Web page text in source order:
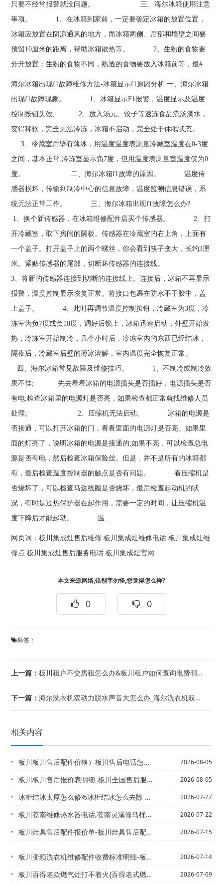
只要不经常报警就没问题。 三、海尔冰箱使用注意
事项。 1、在冰箱到家前，一定要确定冰箱的放置位置，
冰箱应放置在阴凉通风的地方，而冰箱两侧、后部和墙壁之间要
预留10厘米的距离，帮助冰箱散热等。 2、生熟的食物要
分开放置：生熟的食物不同，熟透的食物要放入冰箱前等，最#
海尔冰箱出现f1故障维修方法-冰箱显示f1原因分析 一、海尔冰箱
出现f1故障现象。 1、冰箱显示F1报警，温度显示及温度
控制按钮失效; 2、放入汤元、饺子等速冻食品流汤滴水，
变得稀软，完全无法冷冻，冰箱不启动，完全处于休眠状态。
3、冷藏室后壁有薄冰，用温度温度表测量冷藏室温度在0-3度
之间，基本正常;冷冻室显示负7度，但用温度表测量室温度仅为0
度。 二、海尔冰箱f1故障的原因。 温度传
感器损坏，传输到制冷中心的信息故障，温度监测信息错误，系
统无法正常工作。 三、海尔冰箱出现f1故障怎么办?
1、换个新传感器，在冰箱维修配件店买个传感器。 2、打
开冷藏室，取下房间的隔板。传感器在冷藏室的右上角，上面有
一个盖子。打开盖子上的两个螺丝，你会看到筷子变大，长约3厘
米。紧贴传感器的尾部，切断坏传感器的连接线。
3、将新的传感器连接到切断的连接线上。连接后，冰箱不再显示
报警，温度控制显示恢复正常。将接口包裹在防水不干胶中，盖
上盖子。 4、此时再调节温度控制按钮，冷藏室为3度，冷
冻室为负7度或负18度，调好后锁上，冰箱迅速启动，外壁开始发
热，冷冻室开始制冷，几个小时后，冷冻室内的东西已经结冰，
隔夜后，冷藏室后壁的薄冰溶解，室内温度完全恢复正常。
四、海尔冰箱常见故障及维修技巧。 1、不制冷或制冷效
果不佳; 先去看看冰箱的电源插头是否插好，电源插头是否
有电;检查冰箱里的电源灯是否亮，如果检查都正常就找维修人员
处理。 2、压缩机无法启动。 冰箱的电源是
否接通，可以打开冰箱的门，看看里面的电源灯是否亮。如果里
面的灯亮了，说明冰箱的电源是接通的;如果不亮，可以检查总电
源是否有电，然后检查冰箱保险丝。但是，并不是所有的冰箱都
有，最后检查温度控制器的触点是否有问题。 看压缩机是
否烧坏了，可以检查马达线圈是否烧坏，最后检查起动机的状
况，有时是过热保护器在起作用，需要一定的时间，让压缩机温
度下降后才能起动。 温_
网页词：板川集成灶售后维修 板川集成灶维修电话 板川集成灶维
修点 板川集成灶售后服务电话 板川集成灶官网
本文来源网络,错别字勿怪,您觉得怎么样?
0 0
标签：
上一篇：板川租户不交房租怎么办&板川租户如何查询电费明细
下一篇：海尔洗衣机双动力脱水声音大怎么办_海尔洗衣机双动力脱水声音大的解决方法#海尔洗衣...
相关内容
板川板川售后配件价格）板川售后电话怎么联系官方发布 2026-08-05
板川板川售后报价表明细_板川全国售后服务电话最新发布 2026-08-05
冰柜结冰太厚怎么修%冰柜结冰怎么去除 冰柜结冰去除方法 2026-07-27
板川苍南维修热水器电话,苍南灵溪修马桶电话/苍南智能热水器电话,丽水空气能热水器... 2026-07-22
板川灶具售后配件报价单-板川灶具售后配件报价单查询2027年最新收费标准 2026-07-15
板川变频洗衣机维修配件收费标准明细-板川变频洗衣机维修配件收费标准明细表最新的报... 2026-07-14
板川百得老款燃气灶打不着火{百得老式燃气灶打不着火 2026-07-09